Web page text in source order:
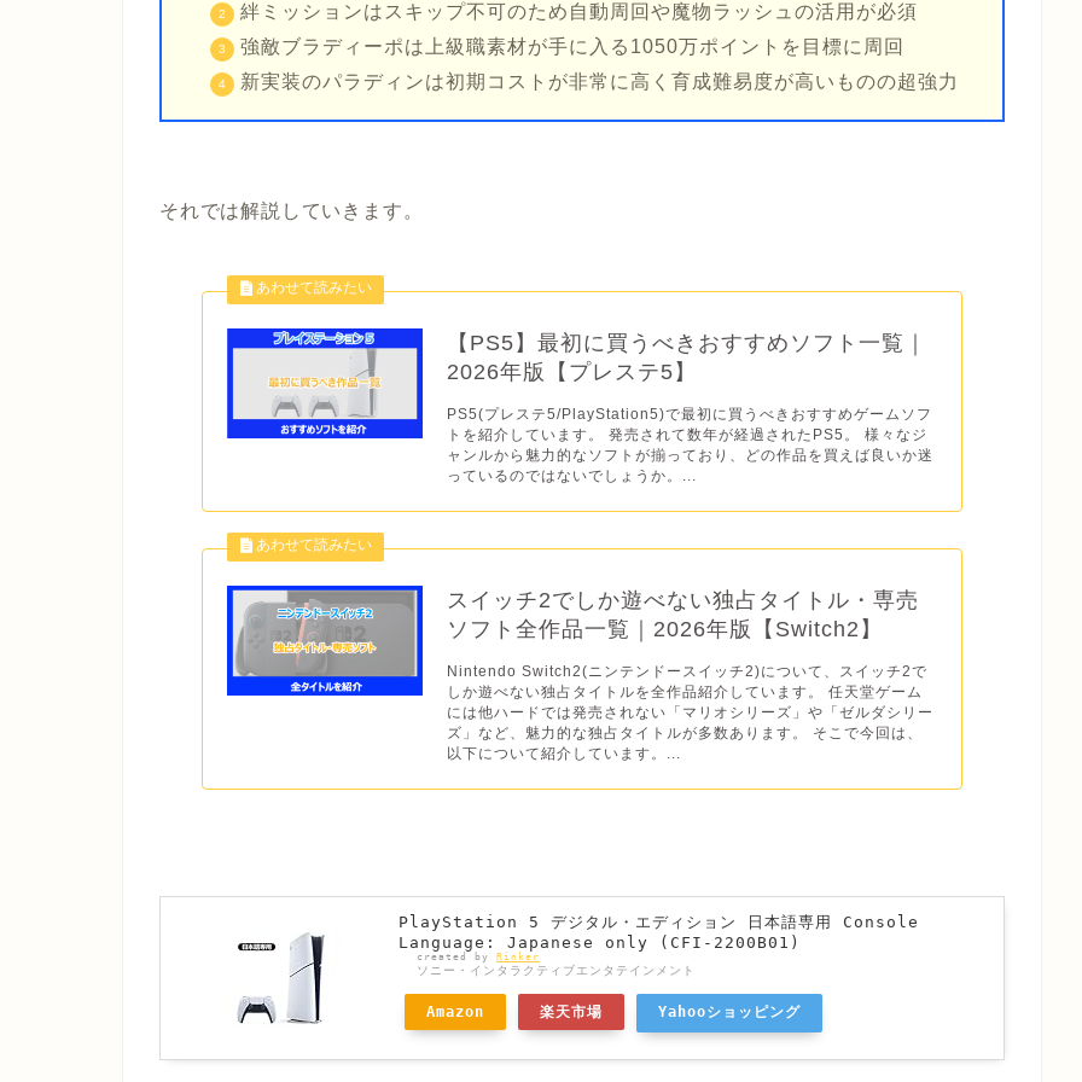
絆ミッションはスキップ不可のため自動周回や魔物ラッシュの活用が必須
強敵ブラディーポは上級職素材が手に入る1050万ポイントを目標に周回
新実装のパラディンは初期コストが非常に高く育成難易度が高いものの超強力
それでは解説していきます。
【PS5】最初に買うべきおすすめソフト一覧｜
2026年版【プレステ5】
PS5(プレステ5/PlayStation5)で最初に買うべきおすすめゲームソフ
トを紹介しています。 発売されて数年が経過されたPS5。 様々なジ
ャンルから魅力的なソフトが揃っており、どの作品を買えば良いか迷
っているのではないでしょうか。...
スイッチ2でしか遊べない独占タイトル・専売
ソフト全作品一覧｜2026年版【Switch2】
Nintendo Switch2(ニンテンドースイッチ2)について、スイッチ2で
しか遊べない独占タイトルを全作品紹介しています。 任天堂ゲーム
には他ハードでは発売されない「マリオシリーズ」や「ゼルダシリー
ズ」など、魅力的な独占タイトルが多数あります。 そこで今回は、
以下について紹介しています。...
PlayStation 5 デジタル・エディション 日本語専用 Console
Language: Japanese only (CFI-2200B01)
created by Rinker
ソニー・インタラクティブエンタテインメント
Amazon 楽天市場 Yahooショッピング